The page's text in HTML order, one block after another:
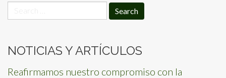
for:
NOTICIAS Y ARTÍCULOS
Reafirmamos nuestro compromiso con la